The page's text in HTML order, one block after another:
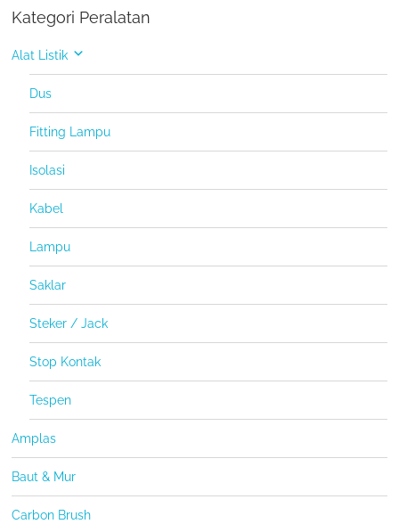
Kategori Peralatan
Alat Listik
Dus
Fitting Lampu
Isolasi
Kabel
Lampu
Saklar
Steker / Jack
Stop Kontak
Tespen
Amplas
Baut & Mur
Carbon Brush